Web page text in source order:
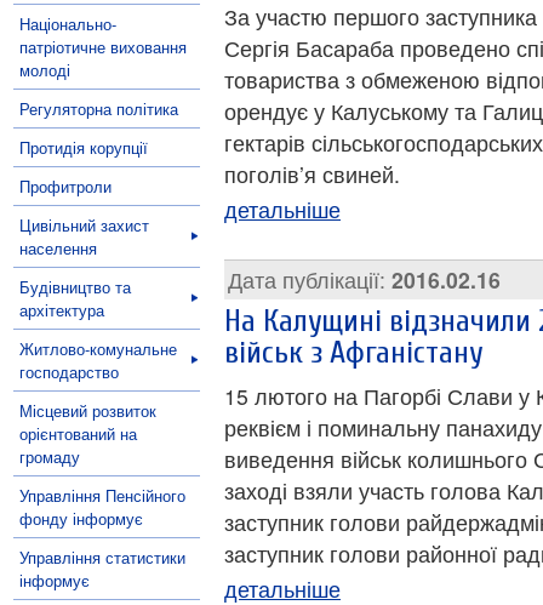
Національно-
патріотичне виховання
молоді
Регуляторна політика
Протидія корупції
Профитроли
Цивільний захист
населення
Будівництво та
архітектура
Житлово-комунальне
господарство
Місцевий розвиток
орієнтований на
громаду
Управління Пенсійного
фонду інформує
Управління статистики
інформує
За участю першого заступника
Сергія Басараба проведено
товариства з обмеженою
орендує у Калуському та
гектарів
поголів’я свиней.
детальніше
Дата публікації: 2016.02.16
На Калущині
військ з Афганістану
15 лютого на Пагорбі Слави у
реквієм і поминальну
виведення військ
заході взяли участь голова
заступник голови
заступник голови районної
детальніше